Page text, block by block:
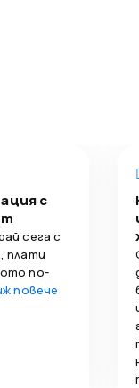
с
сега с
плати
по-
повече